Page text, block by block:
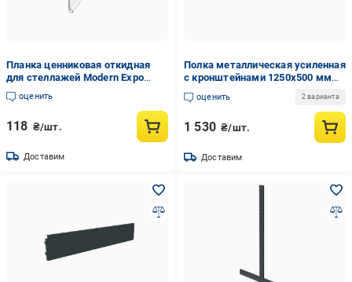
Планка ценниковая откидная
для стеллажей Modern Expo
1330 мм (24-7-4)
оценить
118 ₴/шт.
Доставим
Полка металлическая усиленная
с кронштейнами 1250х500 мм
Кремово-белый (24-10-18)
оценить 2 варианта
1 530 ₴/шт.
Доставим